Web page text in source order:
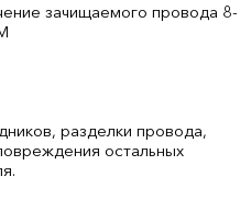
зачищаемого провода 8-
разделки провода,
остальных